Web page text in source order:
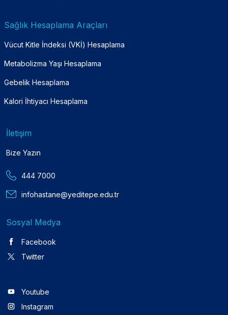
Sağlık Hesaplama Araçları
Vücut Kitle İndeksi (VKİ) Hesaplama
Metabolizma Yaşı Hesaplama
Gebelik Hesaplama
Kalori İhtiyacı Hesaplama
İletişim
Bize Yazın
444 7000
infohastane@yeditepe.edu.tr
Sosyal Medya
Facebook
Twitter
Youtube
Instagram